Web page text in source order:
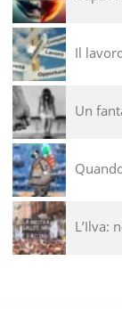
Il
Un
L’Ilva: